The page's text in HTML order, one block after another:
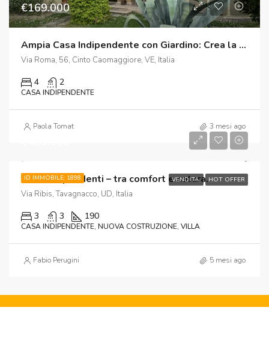
€169.000
Ampia Casa Indipendente con Giardino: Crea la Casa dei Tuoi Sogni a 5 Minuti da Portogruaro
Via Roma, 56, Cinto Caomaggiore, VE, Italia
4 2
CASA INDIPENDENTE
Paola Tomat 3 mesi ago
ID IMMOBILE: 1898 VENDITA HOT OFFER
Ville indipendenti – tra comfort e natura.
Via Ribis, Tavagnacco, UD, Italia
3 3 190
CASA INDIPENDENTE, NUOVA COSTRUZIONE, VILLA
Fabio Perugini 5 mesi ago